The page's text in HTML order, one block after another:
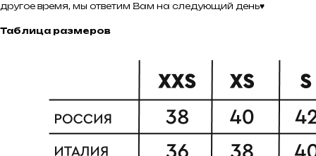
другое время, мы ответим Вам на следующий день♥
Таблица размеров